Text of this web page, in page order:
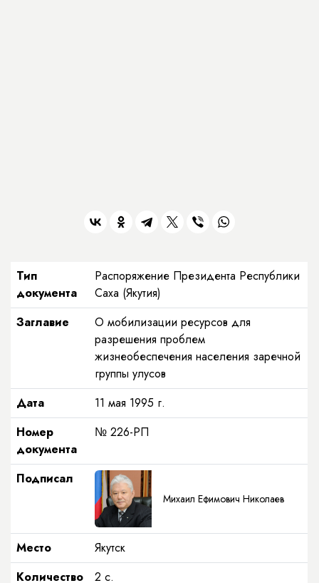
Тип
документа
Распоряжение Президента Республики
Саха (Якутия)
Заглавие
О мобилизации ресурсов для
разрешения проблем
жизнеобеспечения населения заречной
группы улусов
Дата
11 мая 1995 г.
Номер
документа
№ 226-РП
Подписал
Михаил Ефимович Николаев
Место
Якутск
Количество
2 с.